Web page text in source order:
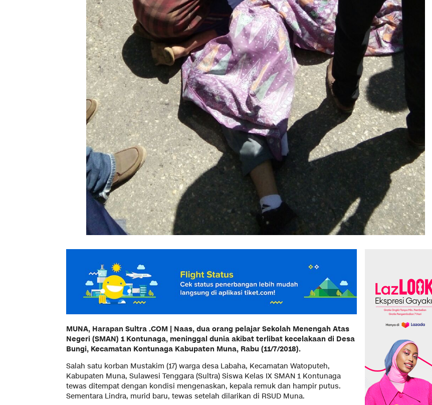
MUNA, Harapan Sultra .COM | Naas, dua orang pelajar Sekolah Menengah Atas
Negeri (SMAN) 1 Kontunaga, meninggal dunia akibat terlibat kecelakaan di Desa
Bungi, Kecamatan Kontunaga Kabupaten Muna, Rabu (11/7/2018).
Salah satu korban Mustakim (17) warga desa Labaha, Kecamatan Watoputeh,
Kabupaten Muna, Sulawesi Tenggara (Sultra) Siswa Kelas IX SMAN 1 Kontunaga
tewas ditempat dengan kondisi mengenaskan, kepala remuk dan hampir putus.
Sementara Lindra, murid baru, tewas setelah dilarikan di RSUD Muna.